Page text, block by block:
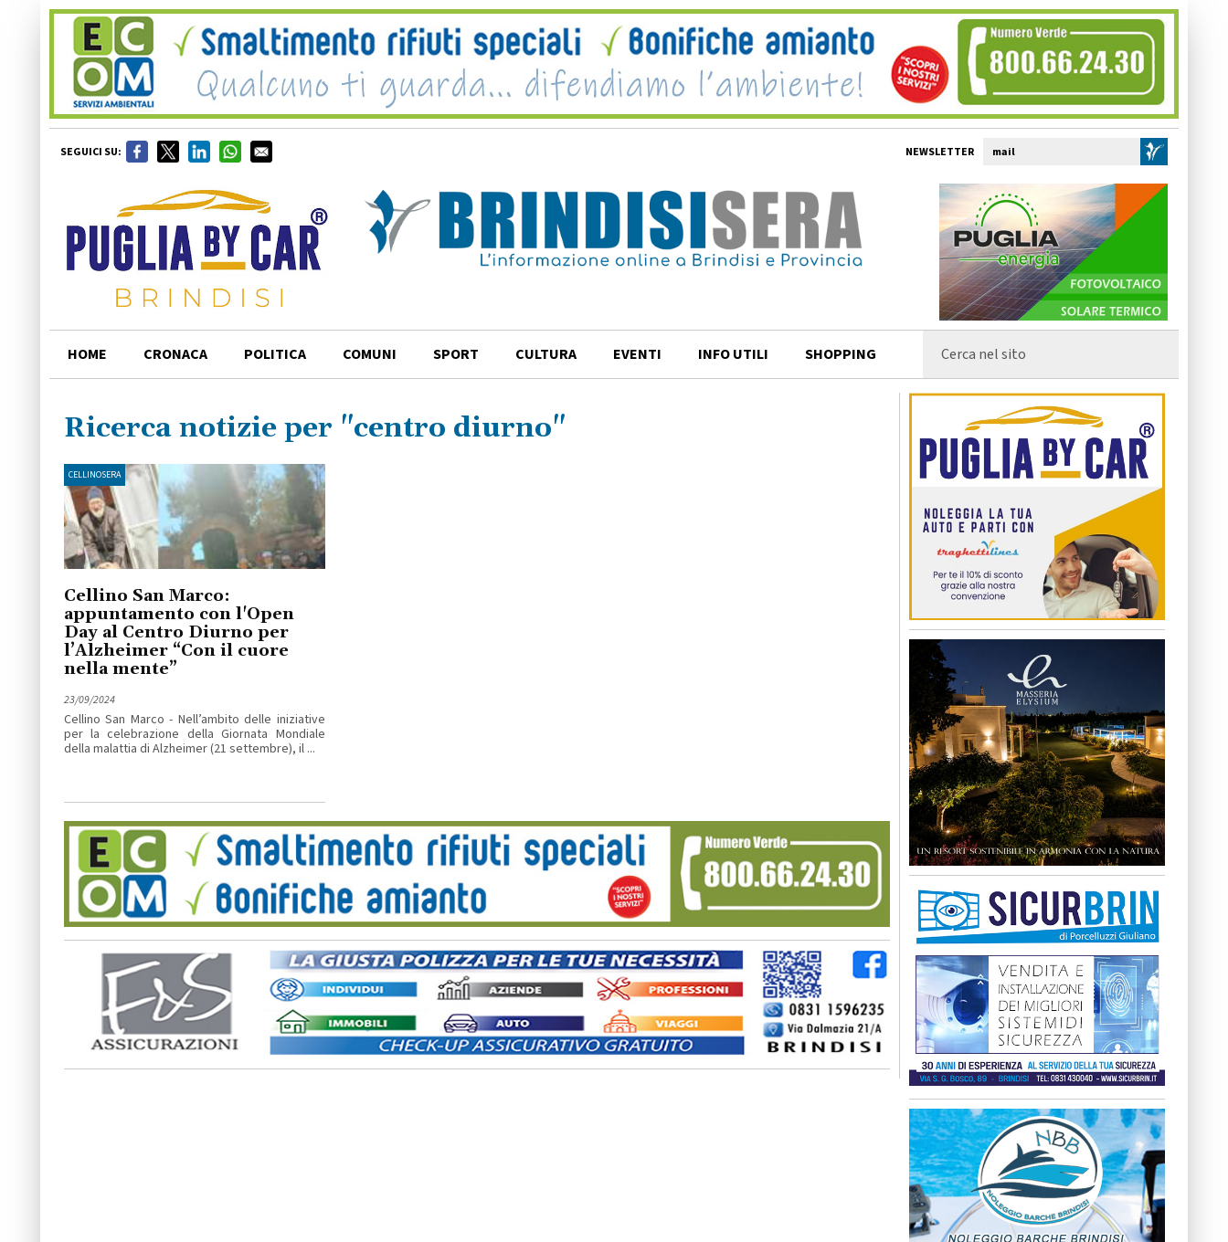
SEGUICI SU: NEWSLETTER
HOME CRONACA POLITICA COMUNI SPORT CULTURA EVENTI INFO UTILI SHOPPING
Ricerca notizie per "centro diurno"
CELLINOSERA
Cellino San Marco:
appuntamento con l'Open
Day al Centro Diurno per
l’Alzheimer “Con il cuore
nella mente”
23/09/2024
Cellino San Marco - Nell’ambito delle iniziative
per la celebrazione della Giornata Mondiale
della malattia di Alzheimer (21 settembre), il ...